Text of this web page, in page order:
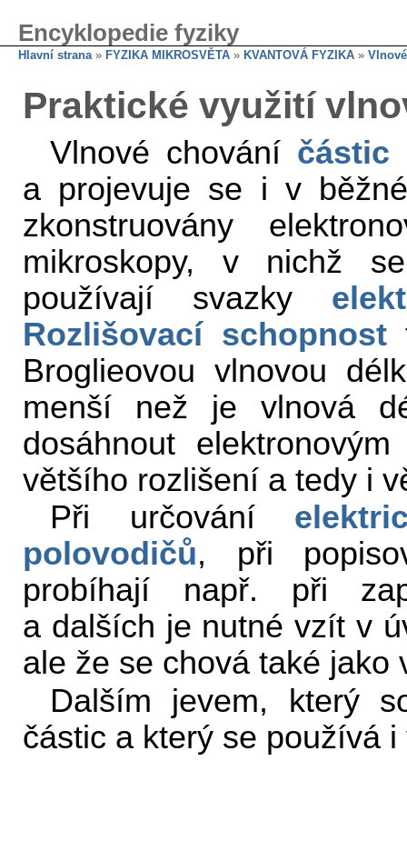
Encyklopedie fyziky
Hlavní strana» FYZIKA MIKROSVĚTA » KVANTOVÁ FYZIKA »
Praktické využití
Vlnové chování částic
a projevuje se i v
zkonstruovány
mikroskopy, v nichž
používají svazky
Rozlišovací schopnost
Broglieovou vlnovou
menší než je vlnová
dosáhnout
většího rozlišení a tedy i
Při určování
polovodičů, při
probíhají např. při
a dalších je nutné vzít v
ale že se chová také jako
Dalším jevem, který
částic a který se používá